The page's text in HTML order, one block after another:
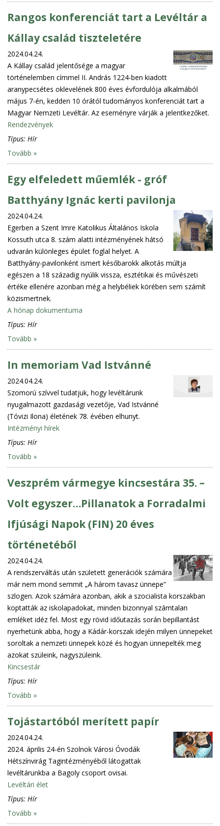
Rangos konferenciát tart a Levéltár a
Kállay család tiszteletére
2024.04.24.
A Kállay család jelentősége a magyar
történelemben címmel II. András 1224-ben kiadott
aranypecsétes oklevelének 800 éves évfordulója alkalmából
május 7-én, kedden 10 órától tudományos konferenciát tart a
Magyar Nemzeti Levéltár. Az eseményre várják a jelentkezőket.
Rendezvények
Típus: Hír
Tovább »
Egy elfeledett műemlék - gróf
Batthyány Ignác kerti pavilonja
2024.04.24.
Egerben a Szent Imre Katolikus Általános Iskola
Kossuth utca 8. szám alatti intézményének hátsó
udvarán különleges épület foglal helyet. A
Batthyány-pavilonként ismert későbarokk alkotás múltja
egészen a 18 századig nyúlik vissza, esztétikai és művészeti
értéke ellenére azonban még a helybéliek körében sem számít
közismertnek.
A hónap dokumentuma
Típus: Hír
Tovább »
In memoriam Vad Istvánné
2024.04.24.
Szomorú szívvel tudatjuk, hogy levéltárunk
nyugalmazott gazdasági vezetője, Vad Istvánné
(Tóvizi Ilona) életének 78. évében elhunyt.
Intézményi hírek
Típus: Hír
Tovább »
Veszprém vármegye kincsestára 35. –
Volt egyszer…Pillanatok a Forradalmi
Ifjúsági Napok (FIN) 20 éves
történetéből
2024.04.24.
A rendszerváltás után született generációk számára
már nem mond semmit „A három tavasz ünnepe”
szlogen. Azok számára azonban, akik a szocialista korszakban
koptatták az iskolapadokat, minden bizonnyal számtalan
emléket idéz fel. Most egy rövid időutazás során bepillantást
nyerhetünk abba, hogy a Kádár-korszak idején milyen ünnepeket
soroltak a nemzeti ünnepek közé és hogyan ünnepelték meg
azokat szüleink, nagyszüleink.
Kincsestár
Típus: Hír
Tovább »
Tojástartóból merített papír
2024.04.24.
2024. április 24-én Szolnok Városi Óvodák
Hétszínvirág Tagintézményéből látogattak
levéltárunkba a Bagoly csoport ovisai.
Levéltári élet
Típus: Hír
Tovább »